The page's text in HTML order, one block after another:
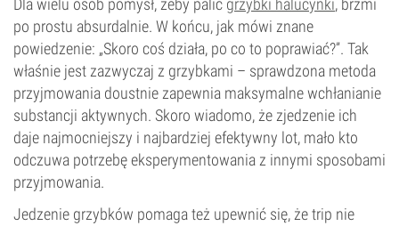
Dla wielu osób pomysł, żeby palić grzybki halucynki, brzmi
po prostu absurdalnie. W końcu, jak mówi znane
powiedzenie: „Skoro coś działa, po co to poprawiać?”. Tak
właśnie jest zazwyczaj z grzybkami – sprawdzona metoda
przyjmowania doustnie zapewnia maksymalne wchłanianie
substancji aktywnych. Skoro wiadomo, że zjedzenie ich
daje najmocniejszy i najbardziej efektywny lot, mało kto
odczuwa potrzebę eksperymentowania z innymi sposobami
przyjmowania.
Jedzenie grzybków pomaga też upewnić się, że trip nie